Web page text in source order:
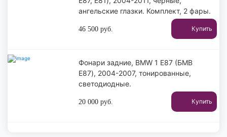
ангельские глазки. Комплект, 2 фары.
46 500 руб. Купить
Фонари задние, BMW 1 E87 (БМВ
Е87), 2004-2007, тонированные,
светодиодные.
20 000 руб. Купить